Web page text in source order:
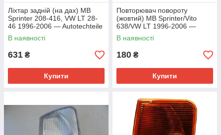
Ліхтар задній (на дах) MB
Sprinter 208-416, VW LT 28-
46 1996-2006 — Autotechteile
(Німеччина) — 100 8265
В наявності
631 ₴
Купити
Повторювач повороту
(жовтий) MB Sprinter/Vito
638/VW LT 1996-2006 —
Autotechteile (Німеччина) —
100 8238
В наявності
180 ₴
Купити